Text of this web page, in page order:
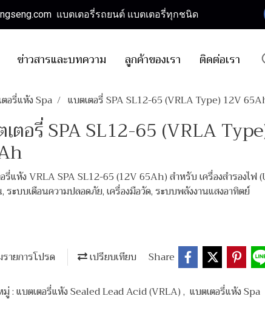
แบตเตอรี่รถยนต์ แบตเตอรี่ทุกชนิด
ข่าวสารและบทความ ลูกค้าของเรา ติดต่อเรา
อรี่แห้ง Spa แบตเตอรี่ SPA SL12-65 (VRLA Type) 12V
เตอรี่ SPA SL12-65 (VRLA
รี่แห้ง VRLA SPA SL12-65 (12V 65Ah) สำหรับ เครื่องสำรองไฟ
ระบบเตือนความปลอดภัย, เครื่องมือวัด, ระบบพลังงานแสงอาทิตย์
ายการโปรด เปรียบเทียบ Share
:แบตเตอรี่แห้ง Sealed Lead Acid (VRLA), แบตเตอรี่แห้ง Spa